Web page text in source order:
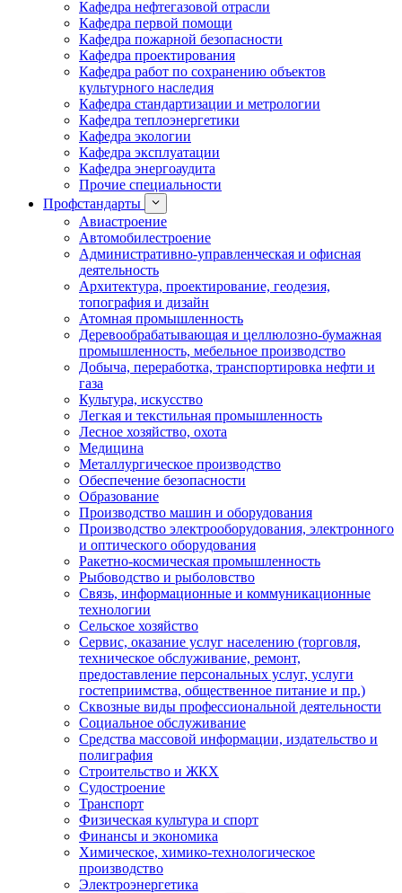
Кафедра нефтегазовой отрасли
Кафедра первой помощи
Кафедра пожарной безопасности
Кафедра проектирования
Кафедра работ по сохранению объектов
культурного наследия
Кафедра стандартизации и метрологии
Кафедра теплоэнергетики
Кафедра экологии
Кафедра эксплуатации
Кафедра энергоаудита
Прочие специальности
Профстандарты
Авиастроение
Автомобилестроение
Административно-управленческая и офисная
деятельность
Архитектура, проектирование, геодезия,
топография и дизайн
Атомная промышленность
Деревообрабатывающая и целлюлозно-бумажная
промышленность, мебельное производство
Добыча, переработка, транспортировка нефти и
газа
Культура, искусство
Легкая и текстильная промышленность
Лесное хозяйство, охота
Медицина
Металлургическое производство
Обеспечение безопасности
Образование
Производство машин и оборудования
Производство электрооборудования, электронного
и оптического оборудования
Ракетно-космическая промышленность
Рыбоводство и рыболовство
Связь, информационные и коммуникационные
технологии
Сельское хозяйство
Сервис, оказание услуг населению (торговля,
техническое обслуживание, ремонт,
предоставление персональных услуг, услуги
гостеприимства, общественное питание и пр.)
Сквозные виды профессиональной деятельности
Социальное обслуживание
Средства массовой информации, издательство и
полиграфия
Строительство и ЖКХ
Судостроение
Транспорт
Физическая культура и спорт
Финансы и экономика
Химическое, химико-технологическое
производство
Электроэнергетика